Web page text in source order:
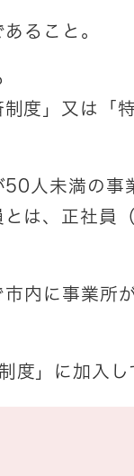
ること。
又は「特
人未満の事
正社員（無
に事業所が
に加入し